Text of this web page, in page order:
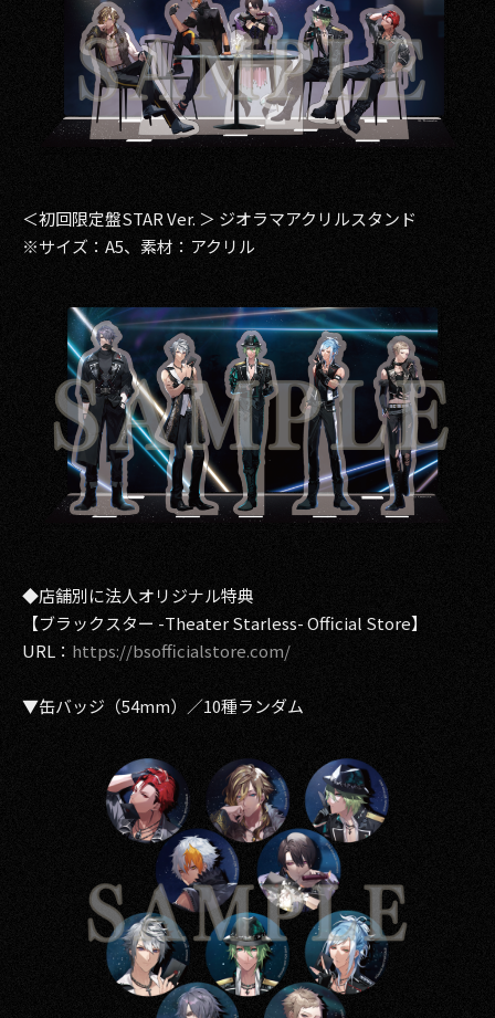
＜初回限定盤STAR Ver. ＞ ジオラマアクリルスタンド
※サイズ：A5、素材：アクリル
◆店舗別に法人オリジナル特典
【ブラックスター -Theater Starless- Official Store】
URL： https://bsofficialstore.com/
▼缶バッジ（54mm）／10種ランダム